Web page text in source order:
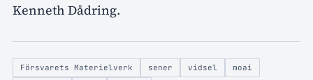
Kenneth Dådring.
Försvarets Materielverk sener vidsel
moai